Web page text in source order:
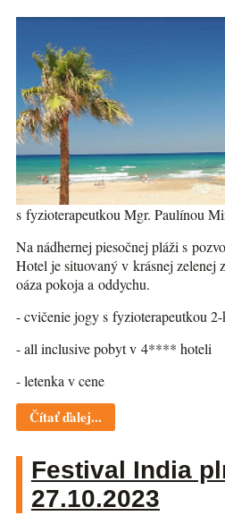
s fyzioterapeutkou Mgr. Paulínou
Na nádhernej piesočnej pláži s
Hotel je situovaný v krásnej zelenej
oáza pokoja a oddychu.
- cvičenie jogy s fyzioterapeutkou 2-
- all inclusive pobyt v 4**** hoteli
- letenka v cene
Čítať ďalej...
Festival India
27.10.2023